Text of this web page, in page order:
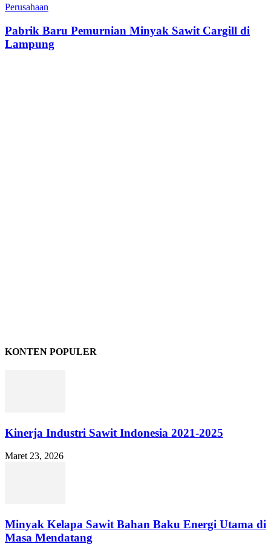
Perusahaan
Pabrik Baru Pemurnian Minyak Sawit Cargill di
Lampung
KONTEN POPULER
Kinerja Industri Sawit Indonesia 2021-2025
Maret 23, 2026
Minyak Kelapa Sawit Bahan Baku Energi Utama di
Masa Mendatang